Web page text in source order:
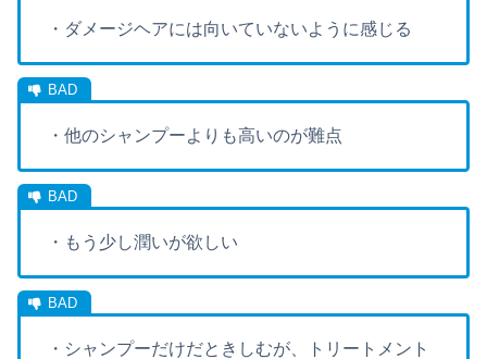
・ダメージヘアには向いていないように感じる
・他のシャンプーよりも高いのが難点
・もう少し潤いが欲しい
・シャンプーだけだときしむが、トリートメント